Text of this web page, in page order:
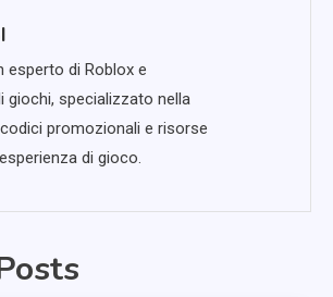
esperto di Roblox e
giochi, specializzato nella
promozionali e risorse
di gioco.